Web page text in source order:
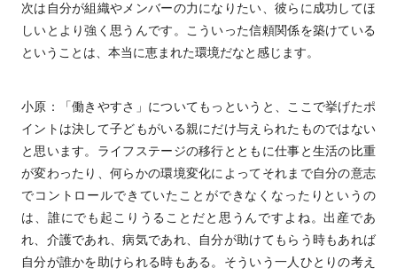
次は自分が組織やメンバーの力になりたい、彼らに成功してほ
しいとより強く思うんです。こういった信頼関係を築けている
ということは、本当に恵まれた環境だなと感じます。
小原：「働きやすさ」についてもっというと、ここで挙げたポ
イントは決して子どもがいる親にだけ与えられたものではない
と思います。ライフステージの移行とともに仕事と生活の比重
が変わったり、何らかの環境変化によってそれまで自分の意志
でコントロールできていたことができなくなったりというの
は、誰にでも起こりうることだと思うんですよね。出産であ
れ、介護であれ、病気であれ、自分が助けてもらう時もあれば
自分が誰かを助けられる時もある。そういう一人ひとりの考え